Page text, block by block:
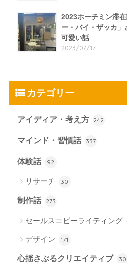
2023ホーチミン滞
ー・バイ・ザッカ」
可愛い話
2023/07/17
カテゴリー
アイディア・考え方 242
マインド・習慣話 337
体験話 92
リサーチ 30
制作話 273
セールスコピーライティング
デザイン 171
心揺さぶるクリエイティブ 30